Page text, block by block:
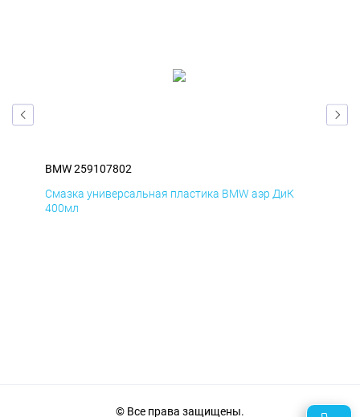
BMW 259107802
Смазка универсальная пластика BMW аэр ДиК
400мл
© Все права защищены.